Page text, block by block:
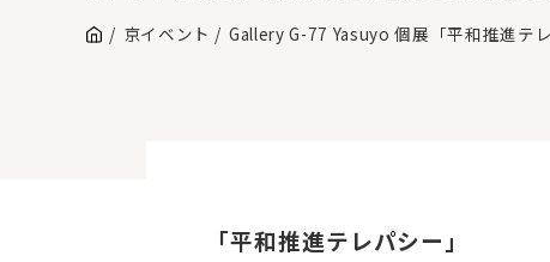
京イベント Gallery G-77 Yasuyo 個展「平和推進テレ
「平和推進テレパシー」